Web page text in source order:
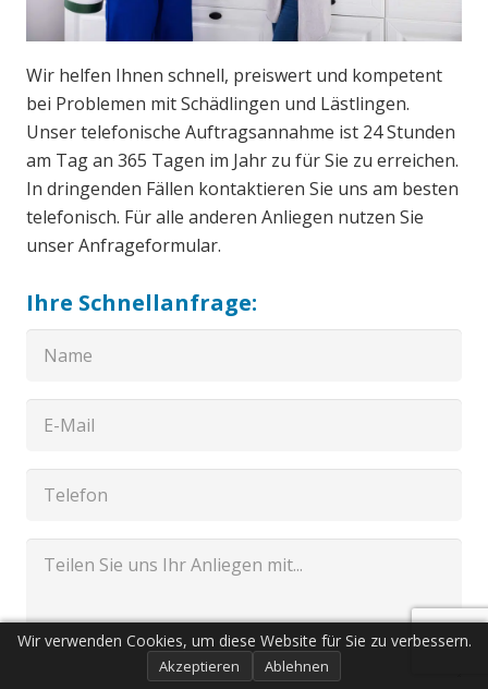
Wir helfen Ihnen schnell, preiswert und kompetent
bei Problemen mit Schädlingen und Lästlingen.
Unser telefonische Auftragsannahme ist 24 Stunden
am Tag an 365 Tagen im Jahr zu für Sie zu erreichen.
In dringenden Fällen kontaktieren Sie uns am besten
telefonisch. Für alle anderen Anliegen nutzen Sie
unser Anfrageformular.
Ihre Schnellanfrage:
Wir verwenden Cookies, um diese Website für Sie zu verbessern.
Akzeptieren Ablehnen